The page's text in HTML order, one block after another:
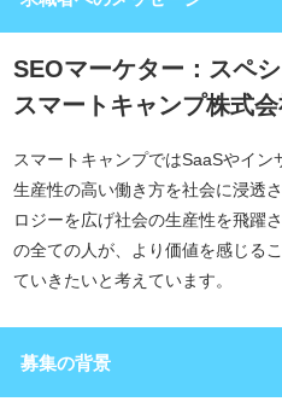
SEOマーケター：スペ
スマートキャンプ株式
スマートキャンプではSaaSやイン
生産性の高い働き方を社会に浸透
ロジーを広げ社会の生産性を飛躍
の全ての人が、より価値を感じる
ていきたいと考えています。
募集の背景